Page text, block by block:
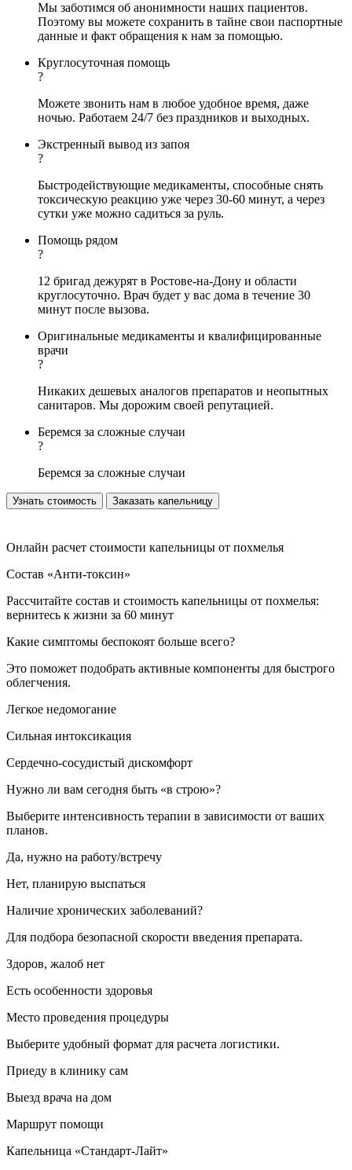
Мы заботимся об анонимности наших пациентов.
Поэтому вы можете сохранить в тайне свои паспортные
данные и факт обращения к нам за помощью.
Круглосуточная помощь
?
Можете звонить нам в любое удобное время, даже
ночью. Работаем 24/7 без праздников и выходных.
Экстренный вывод из запоя
?
Быстродействующие медикаменты, способные снять
токсическую реакцию уже через 30-60 минут, а через
сутки уже можно садиться за руль.
Помощь рядом
?
12 бригад дежурят в Ростове-на-Дону и области
круглосуточно. Врач будет у вас дома в течение 30
минут после вызова.
Оригинальные медикаменты и квалифицированные
врачи
?
Никаких дешевых аналогов препаратов и неопытных
санитаров. Мы дорожим своей репутацией.
Беремся за сложные случаи
?
Беремся за сложные случаи
Узнать стоимость Заказать капельницу
Онлайн расчет стоимости капельницы от похмелья
Состав «Анти-токсин»
Рассчитайте состав и стоимость капельницы от похмелья:
вернитесь к жизни за 60 минут
Какие симптомы беспокоят больше всего?
Это поможет подобрать активные компоненты для быстрого
облегчения.
Легкое недомогание
Сильная интоксикация
Сердечно-сосудистый дискомфорт
Нужно ли вам сегодня быть «в строю»?
Выберите интенсивность терапии в зависимости от ваших
планов.
Да, нужно на работу/встречу
Нет, планирую выспаться
Наличие хронических заболеваний?
Для подбора безопасной скорости введения препарата.
Здоров, жалоб нет
Есть особенности здоровья
Место проведения процедуры
Выберите удобный формат для расчета логистики.
Приеду в клинику сам
Выезд врача на дом
Маршрут помощи
Капельница «Стандарт-Лайт»